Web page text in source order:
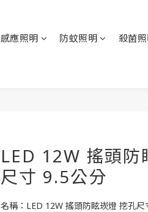
感應照明 防蚊照明 殺菌
LED 12W 搖頭防
尺寸 9.5公分
名稱：LED 12W 搖頭防眩崁燈 挖孔尺